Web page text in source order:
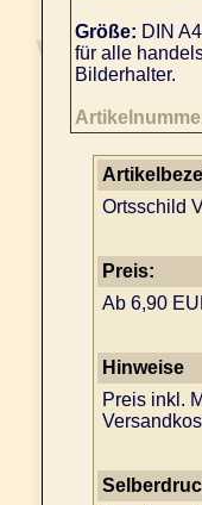
Größe: DIN
für alle
Bilderhalter.
Ortsschild
Preis:
Ab 6,90
Hinweise
Preis inkl.